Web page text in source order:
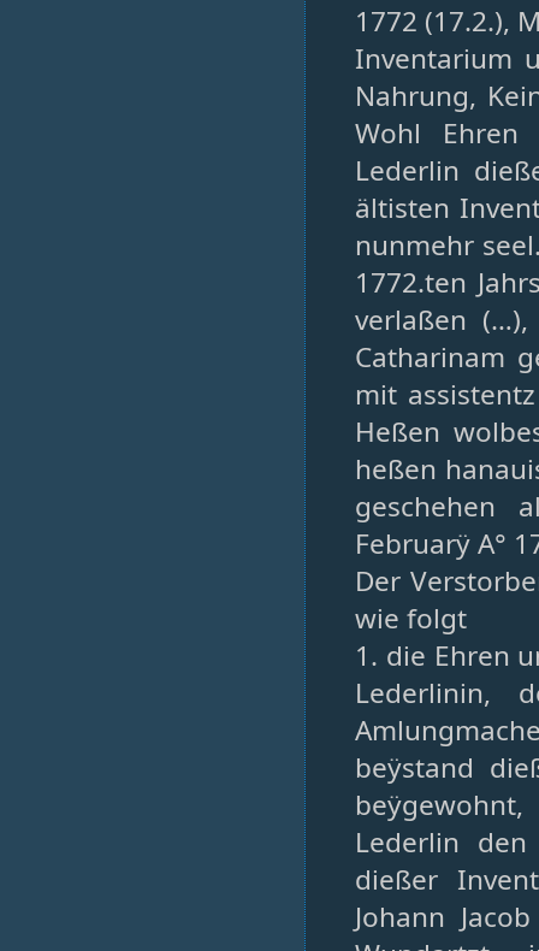
1772 (17.2.),
Inventarium
Nahrung,
Wohl Ehren
Lederlin
ältisten
nunmehr
1772.ten
verlaßen
Catharinam
mit
Heßen
heßen
geschehen
Februarÿ A°
Der
wie folgt
1. die Ehren
Lederlinin,
beÿstand
Lederlin
dießer
Johann